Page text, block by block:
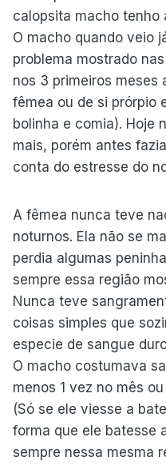
calopsita macho tenho
O macho quando veio
problema mostrado
nos 3 primeiros meses
fêmea ou de si prórpio
bolinha e comia). Hoje
mais, porém antes
conta do estresse do
A fêmea nunca teve
noturnos. Ela não se
perdia algumas
sempre essa região
Nunca teve
coisas simples que
especie de sangue
O macho costumava
menos 1 vez no mês
(Só se ele viesse a
forma que ele batesse
sempre nessa mesma